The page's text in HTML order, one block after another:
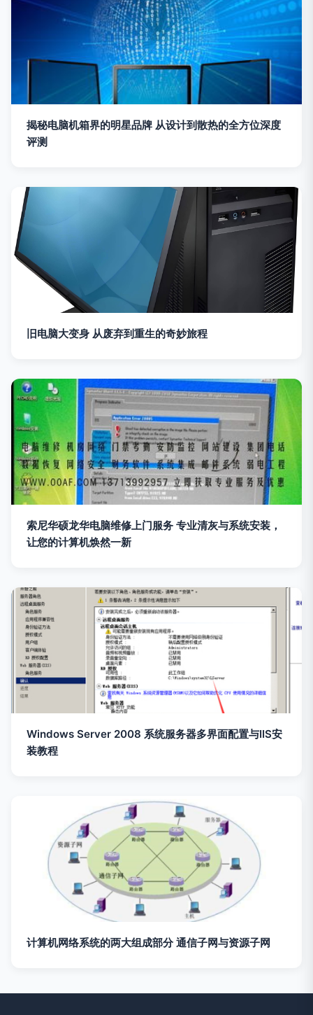
揭秘电脑机箱界的明星品牌 从设计到散热的全方位深度
评测
旧电脑大变身 从废弃到重生的奇妙旅程
索尼华硕龙华电脑维修上门服务 专业清灰与系统安装，
让您的计算机焕然一新
Windows Server 2008 系统服务器多界面配置与IIS安
装教程
计算机网络系统的两大组成部分 通信子网与资源子网